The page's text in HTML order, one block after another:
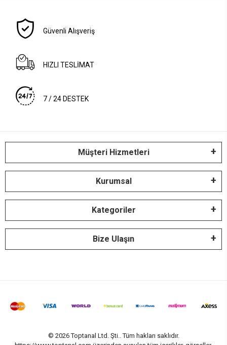
Güvenli Alışveriş
HIZLI TESLİMAT
7 / 24 DESTEK
Müşteri Hizmetleri
Kurumsal
Kategoriler
Bize Ulaşın
© 2026 Toptanal Ltd. Şti.. Tüm hakları saklıdır.